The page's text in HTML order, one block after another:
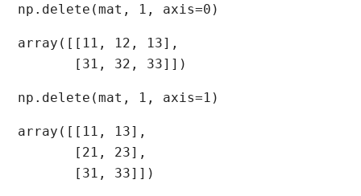
np.delete(mat, 1, axis=0)
array([[11, 12, 13],
np.delete(mat, 1, axis=1)
array([[11, 13],